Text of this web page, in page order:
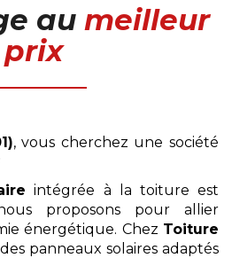
au meilleur
prix
, vous cherchez une société
intégrée à la toiture est
proposons pour allier
énergétique. Chez Toiture
panneaux solaires adaptés